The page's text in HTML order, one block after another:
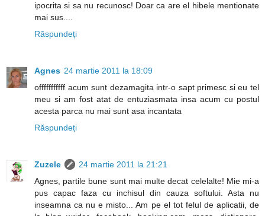
ipocrita si sa nu recunosc! Doar ca are el hibele mentionate
mai sus....
Răspundeți
Agnes 24 martie 2011 la 18:09
offfffffffff acum sunt dezamagita intr-o sapt primesc si eu tel
meu si am fost atat de entuziasmata insa acum cu postul
acesta parca nu mai sunt asa incantata
Răspundeți
Zuzele
24 martie 2011 la 21:21
Agnes, partile bune sunt mai multe decat celelalte! Mie mi-a
pus capac faza cu inchisul din cauza softului. Asta nu
inseamna ca nu e misto... Am pe el tot felul de aplicatii, de